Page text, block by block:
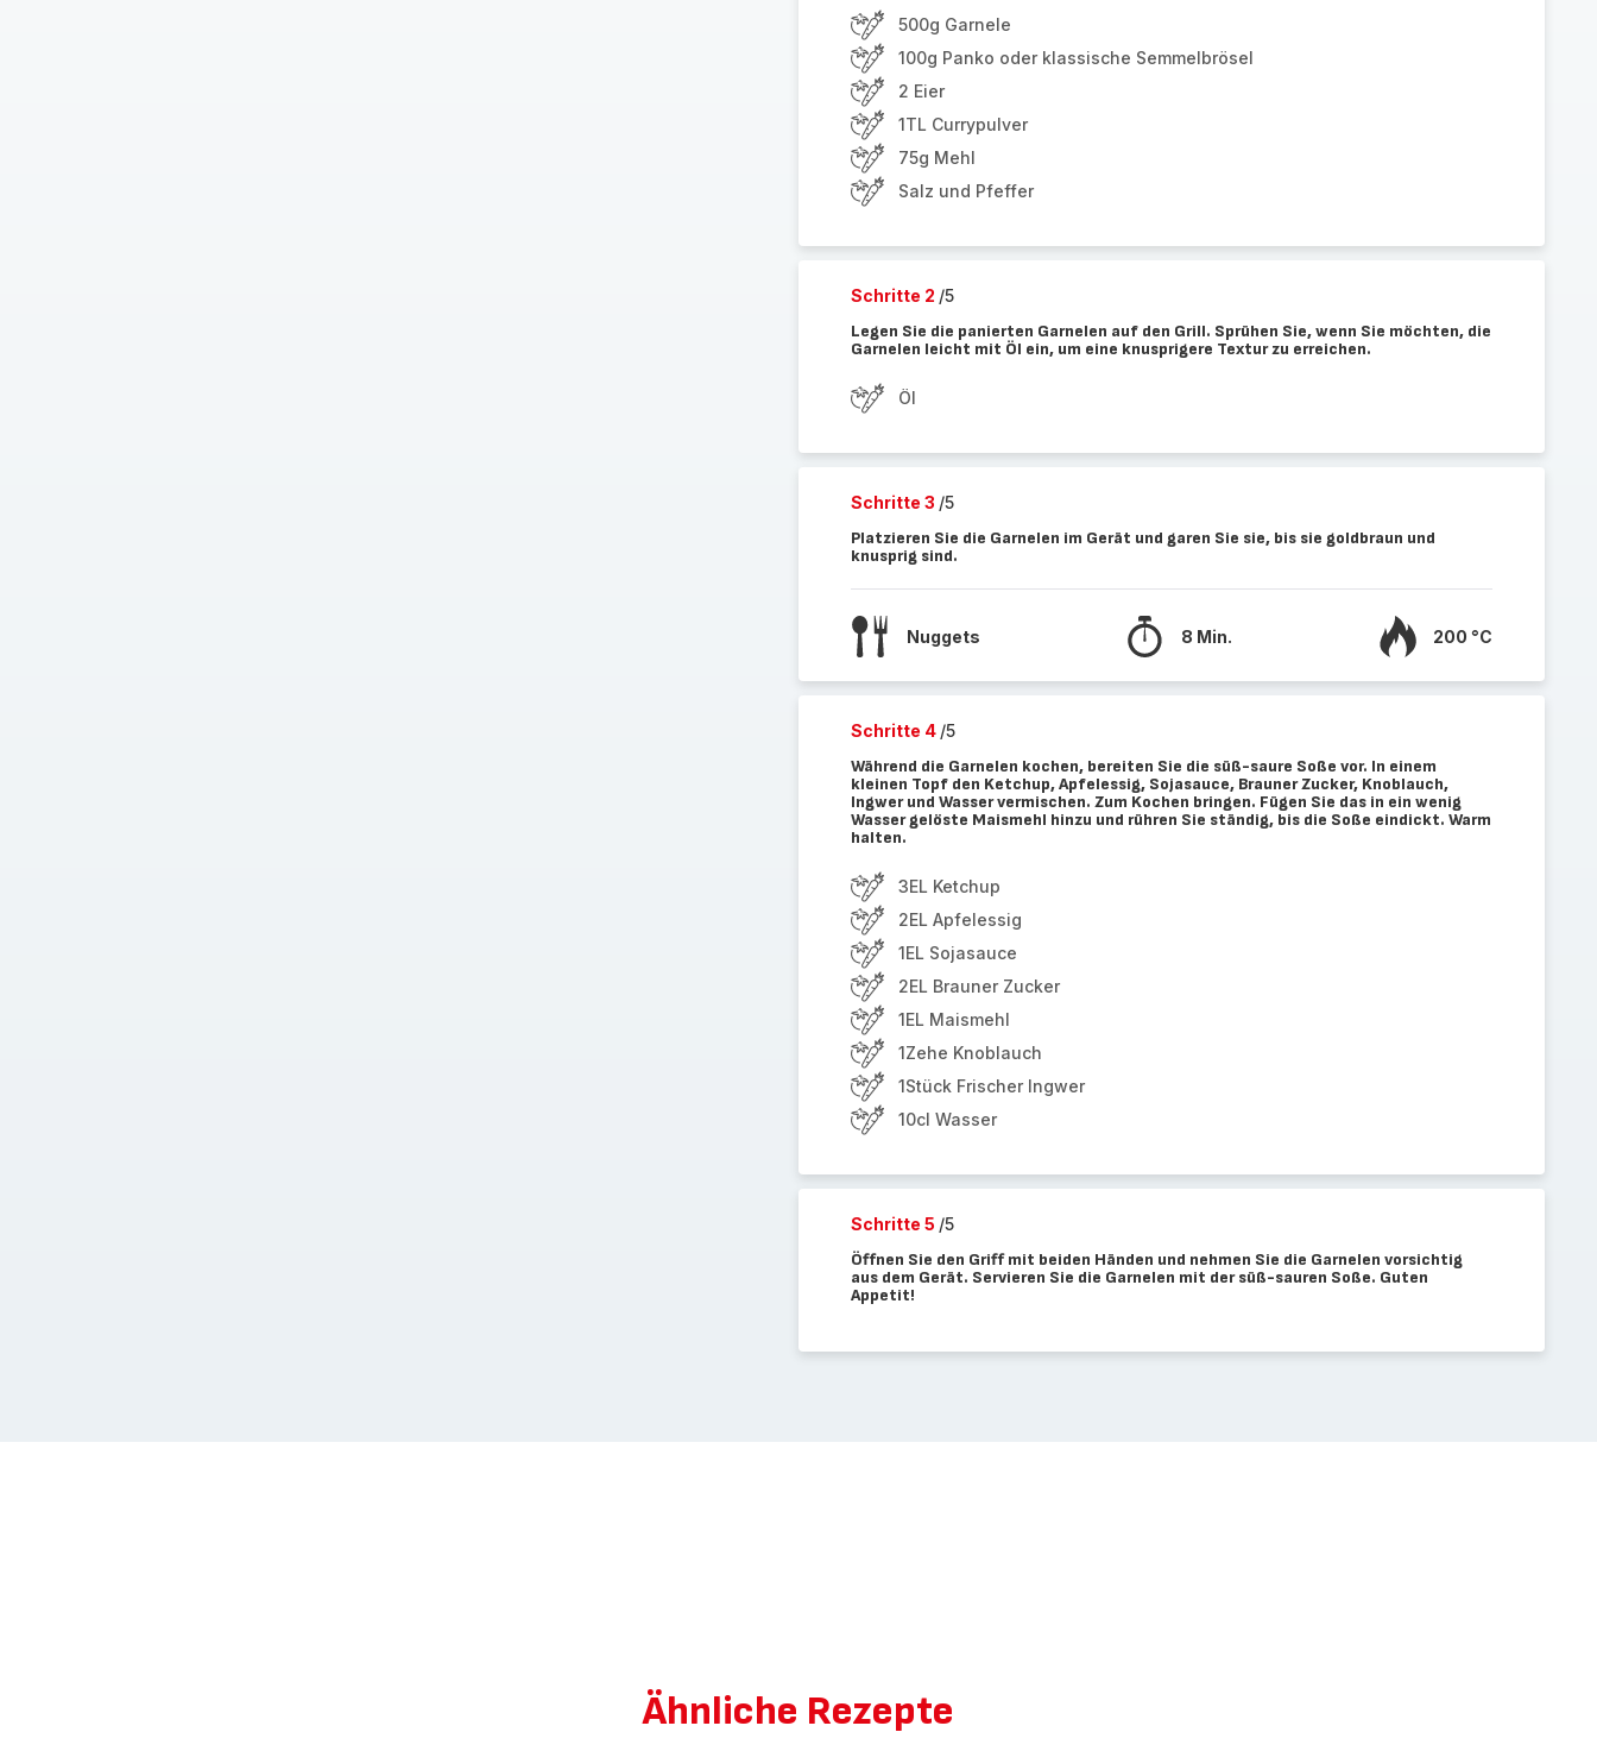
500g Garnele
100g Panko oder klassische Semmelbrösel
2 Eier
1TL Currypulver
75g Mehl
Salz und Pfeffer
Schritte 2 /5
Legen Sie die panierten Garnelen auf den Grill. Sprühen Sie, wenn Sie möchten, die
Garnelen leicht mit Öl ein, um eine knusprigere Textur zu erreichen.
Öl
Schritte 3 /5
Platzieren Sie die Garnelen im Gerät und garen Sie sie, bis sie goldbraun und
knusprig sind.
Nuggets 8 Min. 200 °C
Schritte 4 /5
Während die Garnelen kochen, bereiten Sie die süß-saure Soße vor. In einem
kleinen Topf den Ketchup, Apfelessig, Sojasauce, Brauner Zucker, Knoblauch,
Ingwer und Wasser vermischen. Zum Kochen bringen. Fügen Sie das in ein wenig
Wasser gelöste Maismehl hinzu und rühren Sie ständig, bis die Soße eindickt. Warm
halten.
3EL Ketchup
2EL Apfelessig
1EL Sojasauce
2EL Brauner Zucker
1EL Maismehl
1Zehe Knoblauch
1Stück Frischer Ingwer
10cl Wasser
Schritte 5 /5
Öffnen Sie den Griff mit beiden Händen und nehmen Sie die Garnelen vorsichtig
aus dem Gerät. Servieren Sie die Garnelen mit der süß-sauren Soße. Guten
Appetit!
Ähnliche Rezepte